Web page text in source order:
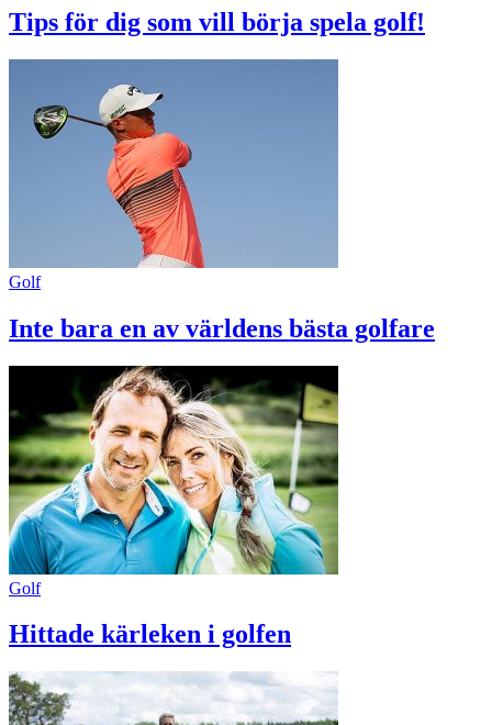
Tips för dig som vill börja spela golf!
Golf
Inte bara en av världens bästa golfare
Golf
Hittade kärleken i golfen